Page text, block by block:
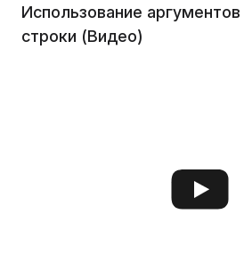
Использование
строки (Видео)